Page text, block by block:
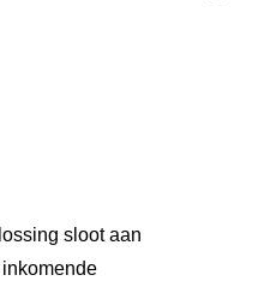
sloot aan